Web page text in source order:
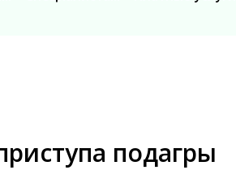
подагры